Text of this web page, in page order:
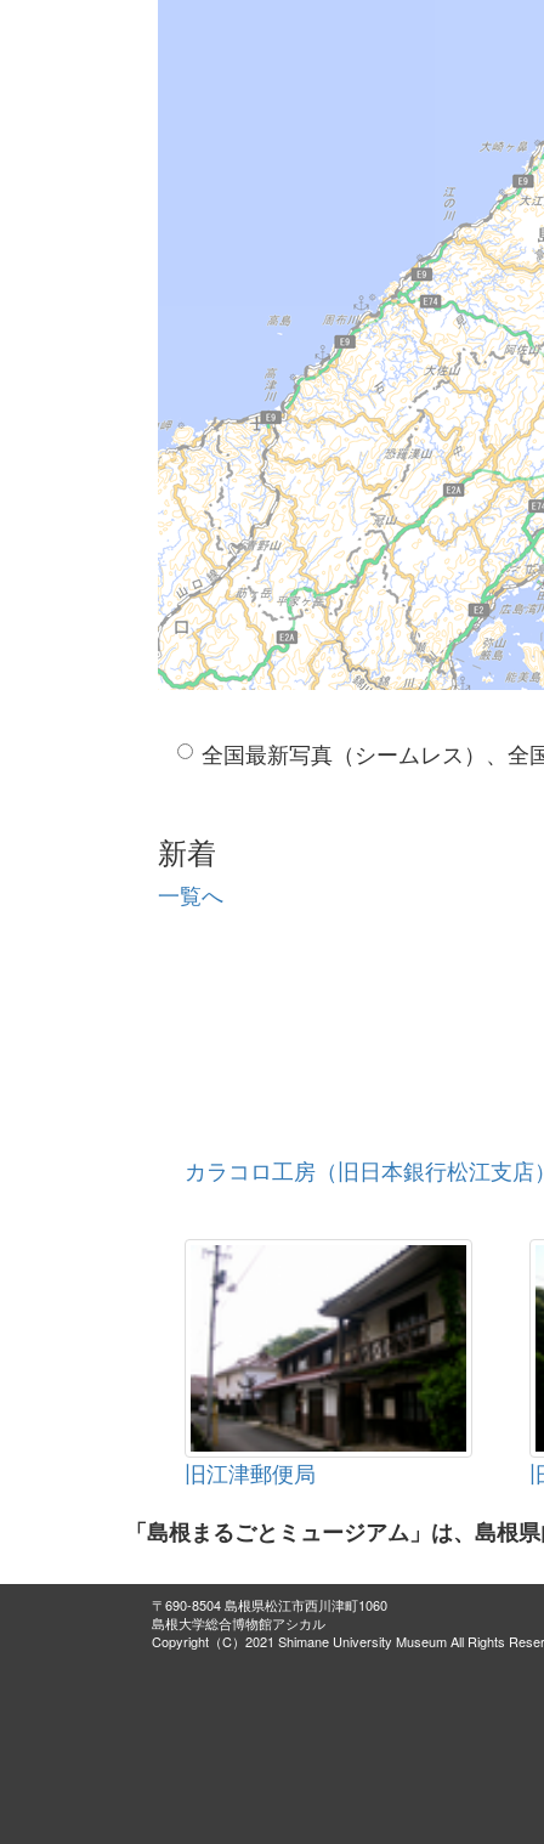
全国最新写真（シームレス）、全
新着
一覧へ
カラコロ工房（旧日本銀行松江支店
旧江津郵便局
「島根まるごとミュージアム」は、島根
〒690-8504 島根県松江市西川津町1060
島根大学総合博物館アシカル
Copyright（C）2021 Shimane University Museum All Rights